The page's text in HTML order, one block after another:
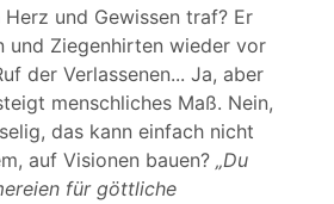
und Gewissen traf? Er
und Ziegenhirten wieder vor
der Verlassenen... Ja, aber
menschliches Maß. Nein,
das kann einfach nicht
auf Visionen bauen? „Du
für göttliche